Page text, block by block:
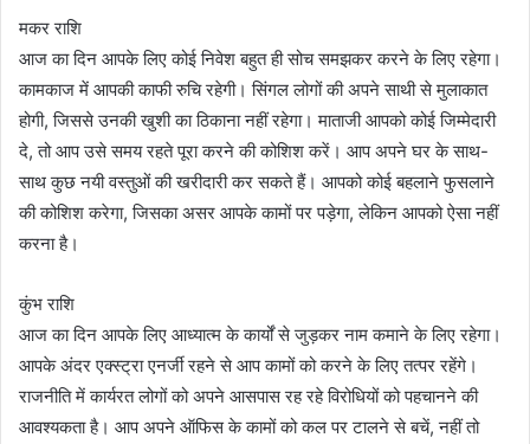
मकर राशि
आज का दिन आपके लिए कोई निवेश बहुत ही सोच समझकर करने के लिए रहेगा।
कामकाज में आपकी काफी रुचि रहेगी। सिंगल लोगों की अपने साथी से मुलाकात
होगी, जिससे उनकी खुशी का ठिकाना नहीं रहेगा। माताजी आपको कोई जिम्मेदारी
दे, तो आप उसे समय रहते पूरा करने की कोशिश करें। आप अपने घर के साथ-
साथ कुछ नयी वस्तुओं की खरीदारी कर सकते हैं। आपको कोई बहलाने फुसलाने
की कोशिश करेगा, जिसका असर आपके कामों पर पड़ेगा, लेकिन आपको ऐसा नहीं
करना है।
कुंभ राशि
आज का दिन आपके लिए आध्यात्म के कार्यों से जुड़कर नाम कमाने के लिए रहेगा।
आपके अंदर एक्स्ट्रा एनर्जी रहने से आप कामों को करने के लिए तत्पर रहेंगे।
राजनीति में कार्यरत लोगों को अपने आसपास रह रहे विरोधियों को पहचानने की
आवश्यकता है। आप अपने ऑफिस के कामों को कल पर टालने से बचें, नहीं तो